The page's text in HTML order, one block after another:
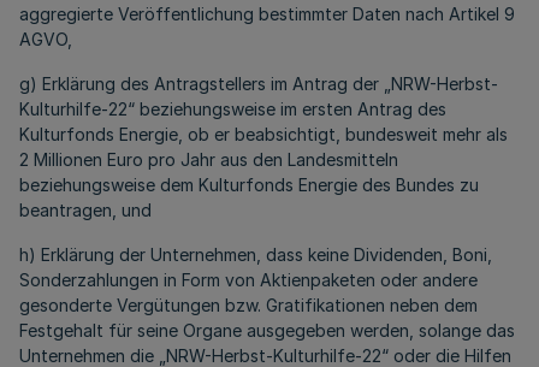
aggregierte Veröffentlichung bestimmter Daten nach Artikel 9
AGVO,
g) Erklärung des Antragstellers im Antrag der „NRW-Herbst-
Kulturhilfe-22“ beziehungsweise im ersten Antrag des
Kulturfonds Energie, ob er beabsichtigt, bundesweit mehr als
2 Millionen Euro pro Jahr aus den Landesmitteln
beziehungsweise dem Kulturfonds Energie des Bundes zu
beantragen, und
h) Erklärung der Unternehmen, dass keine Dividenden, Boni,
Sonderzahlungen in Form von Aktienpaketen oder andere
gesonderte Vergütungen bzw. Gratifikationen neben dem
Festgehalt für seine Organe ausgegeben werden, solange das
Unternehmen die „NRW-Herbst-Kulturhilfe-22“ oder die Hilfen